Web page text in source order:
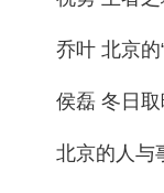
乔叶 北京的
侯磊 冬日取
北京的人与